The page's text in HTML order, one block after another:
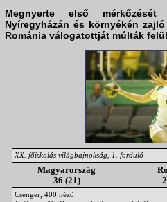
Megnyerte első
Nyíregyházán és környékén zajló
Románia válogatottját múlták
XX. főiskolás világbajnokság, 1. forduló
Magyarország
36 (21)
Csenger, 400 néző